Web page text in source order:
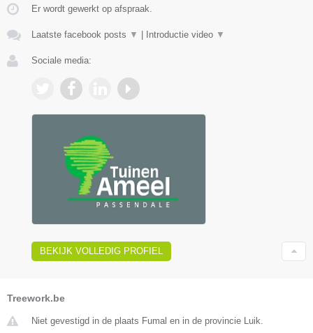
Er wordt gewerkt op afspraak.
Laatste facebook posts ▼ Introductie video ▼
Sociale media:
BEKIJK VOLLEDIG PROFIEL
Treework.be
Niet gevestigd in de plaats Fumal en in de provincie Luik.